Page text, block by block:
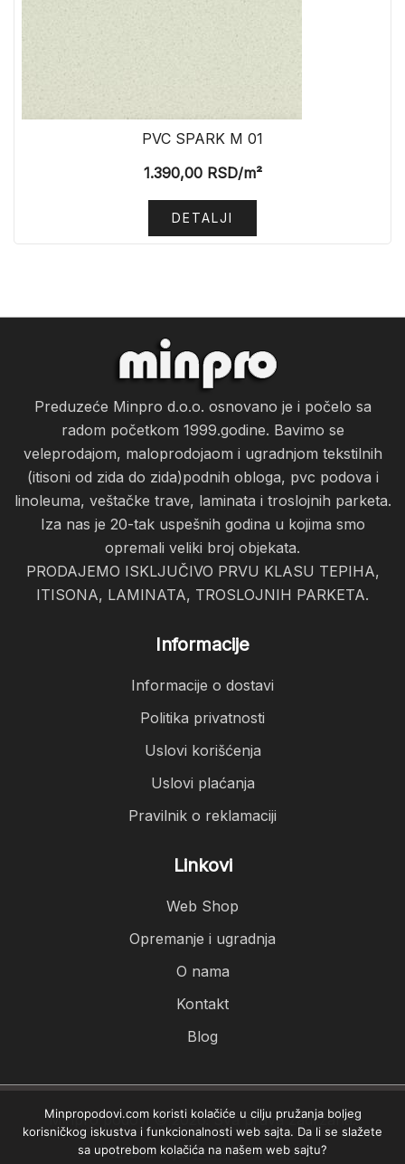
PVC SPARK M 01
1.390,00RSD/m²
DETALJI
Preduzeće Minpro d.o.o. osnovano je i počelo sa
radom početkom 1999.godine. Bavimo se
veleprodajom, maloprodojaom i ugradnjom tekstilnih
(itisoni od zida do zida)podnih obloga, pvc podova i
linoleuma, veštačke trave, laminata i troslojnih parketa.
Iza nas je 20-tak uspešnih godina u kojima smo
opremali veliki broj objekata.
PRODAJEMO ISKLJUČIVO PRVU KLASU TEPIHA,
ITISONA, LAMINATA, TROSLOJNIH PARKETA.
Informacije
Informacije o dostavi
Politika privatnosti
Uslovi korišćenja
Uslovi plaćanja
Pravilnik o reklamaciji
Linkovi
Web Shop
Opremanje i ugradnja
O nama
Kontakt
Blog
Minpro podovi © 2026. Sva prava zadržana.
Izrada sajtaPCMAX Studio
Minpropodovi.com koristi kolačiće u cilju pružanja boljeg
korisničkog iskustva i funkcionalnosti web sajta. Da li se slažete
sa upotrebom kolačića na našem web sajtu?